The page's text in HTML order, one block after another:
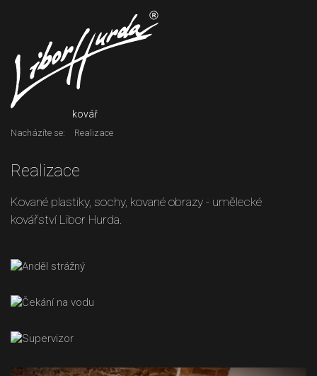
kovář
Nacházíte se: Realizace
Realizace
Kované plastiky, sochy, kované obrazy - umělecké
kovářství Libor Hurda.